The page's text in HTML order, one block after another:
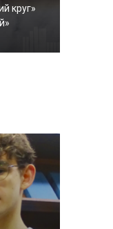
круг»